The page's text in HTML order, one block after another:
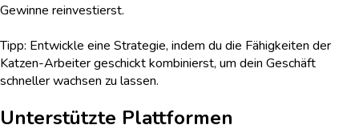
Gewinne reinvestierst.
Tipp: Entwickle eine Strategie, indem du die Fähigkeiten der
Katzen-Arbeiter geschickt kombinierst, um dein Geschäft
schneller wachsen zu lassen.
Unterstützte Plattformen